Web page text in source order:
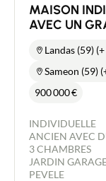
MAISON
AVEC UN
Landas (59)
Sameon (59)
900 000€
INDIVIDUELLE
ANCIEN AVEC
3 CHAMBRES
JARDIN
PEVELE